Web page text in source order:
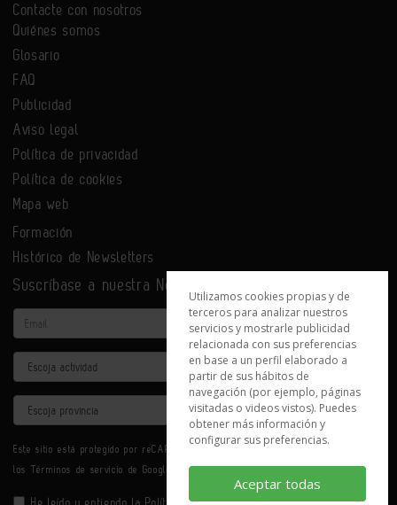
Contacte con nosotros
Quiénes somos
Glosario
FAQ
Publicidad
Aviso legal
Política de privacidad
Política de cookies
Mapa web
Formación
Histórico de Newsletters
Suscríbase a nuestra Newsletter
Email
Actividad
Provincia
Este sitio está protegido por reCAPTCHA y se aplican la
los Términos de servicio de Google.
Utilizamos cookies propias y de
terceros para analizar nuestros
servicios y mostrarle publicidad
relacionada con sus preferencias
en base a un perfil elaborado a
partir de sus hábitos de
navegación (por ejemplo, páginas
visitadas o videos vistos). Puedes
obtener más información y
configurar sus preferencias.
Aceptar todas